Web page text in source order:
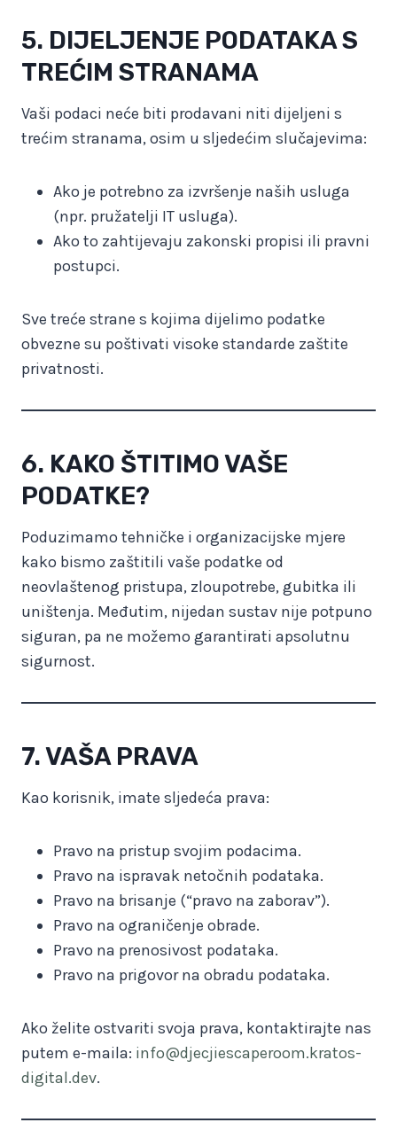
5. DIJELJENJE PODATAKA S
TREĆIM STRANAMA
Vaši podaci neće biti prodavani niti dijeljeni s
trećim stranama, osim u sljedećim slučajevima:
Ako je potrebno za izvršenje naših usluga
(npr. pružatelji IT usluga).
Ako to zahtijevaju zakonski propisi ili pravni
postupci.
Sve treće strane s kojima dijelimo podatke
obvezne su poštivati visoke standarde zaštite
privatnosti.
6. KAKO ŠTITIMO VAŠE
PODATKE?
Poduzimamo tehničke i organizacijske mjere
kako bismo zaštitili vaše podatke od
neovlaštenog pristupa, zloupotrebe, gubitka ili
uništenja. Međutim, nijedan sustav nije potpuno
siguran, pa ne možemo garantirati apsolutnu
sigurnost.
7. VAŠA PRAVA
Kao korisnik, imate sljedeća prava:
Pravo na pristup svojim podacima.
Pravo na ispravak netočnih podataka.
Pravo na brisanje (“pravo na zaborav”).
Pravo na ograničenje obrade.
Pravo na prenosivost podataka.
Pravo na prigovor na obradu podataka.
Ako želite ostvariti svoja prava, kontaktirajte nas
putem e-maila: info@djecjiescaperoom.kratos-
digital.dev.